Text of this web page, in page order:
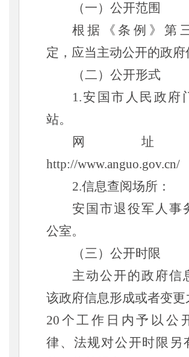
（一）公开范围
根据《条例》第
定，应当主动公开的政府
（二）公开形式
1.安国市人民政府
站。
网址
http://www.anguo.gov.cn/
2.信息查阅场所：
安国市退役军人事
公室。
（三）公开时限
主动公开的政府信
该政府信息形成或者变更
20个工作日内予以公
律、法规对公开时限另